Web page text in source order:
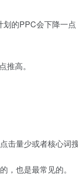
的PPC会下降一
高。
量少或者核心词
也是最常见的。